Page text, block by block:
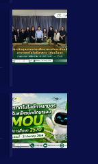
Long
Long